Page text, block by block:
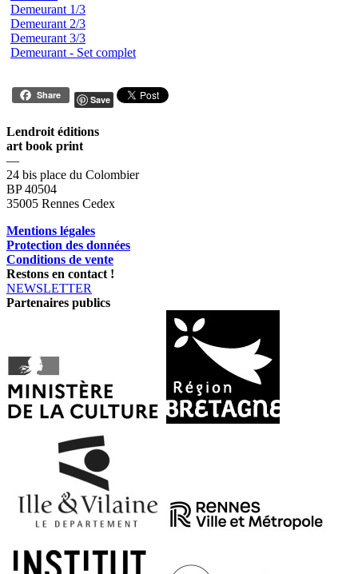
Demeurant 1/3
Demeurant 2/3
Demeurant 3/3
Demeurant - Set complet
Share Save
Lendroit éditions
art book print
—
24 bis place du Colombier
BP 40504
35005 Rennes Cedex
Mentions légales
Protection des données
Conditions de vente
Restons en contact !
NEWSLETTER
Partenaires publics